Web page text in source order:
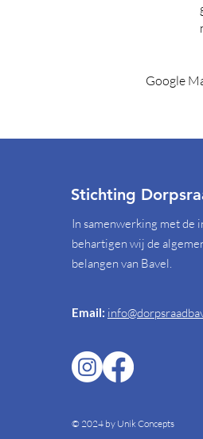
Google
Stichting
In samenwerking met de
behartigen wij de
belangen van Bavel.
Email:
© 2024 by Unik Concepts